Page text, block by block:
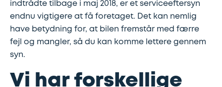
SDS
Mobilitet
Fdm
indtrådte tilbage i maj 2018, er et serviceeftersyn
endnu vigtigere at få foretaget. Det kan nemlig
have betydning for, at bilen fremstår med færre
fejl og mangler, så du kan komme lettere gennem
syn.
Vi har forskellige